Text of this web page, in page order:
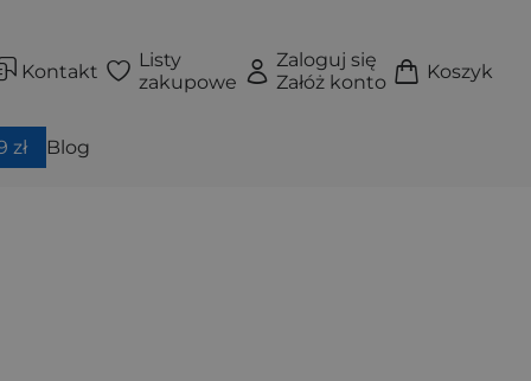
Kontakt
Listy
zakupowe
Zaloguj się
Załóż konto
Koszyk
zł Blog